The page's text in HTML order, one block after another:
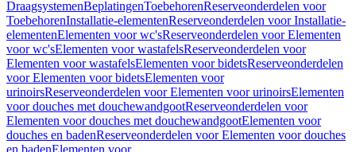
DraagsystemenBeplatingenToebehorenReserveonderdelen voor
ToebehorenInstallatie-elementenReserveonderdelen voor Installatie-
elementenElementen voor wc'sReserveonderdelen voor Elementen
voor wc'sElementen voor wastafelsReserveonderdelen voor
Elementen voor wastafelsElementen voor bidetsReserveonderdelen
voor Elementen voor bidetsElementen voor
urinoirsReserveonderdelen voor Elementen voor urinoirsElementen
voor douches met douchewandgootReserveonderdelen voor
Elementen voor douches met douchewandgootElementen voor
douches en badenReserveonderdelen voor Elementen voor douches
en badenElementen voor